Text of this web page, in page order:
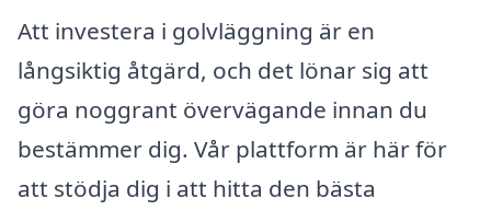
Att investera i golvläggning är en
långsiktig åtgärd, och det lönar sig att
göra noggrant övervägande innan du
bestämmer dig. Vår plattform är här för
att stödja dig i att hitta den bästa